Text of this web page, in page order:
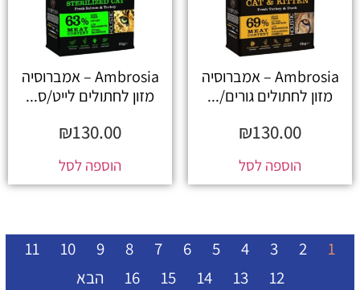
Ambrosia – אמברוסיה
מזון לחתולים גורים/...
₪130.00
הוספה לסל
Ambrosia – אמברוסיה
מזון לחתולים לייט/ס...
₪130.00
הוספה לסל
1
2
3
4
5
6
7
8
9
10
11
12
13
14
15
16 הבא